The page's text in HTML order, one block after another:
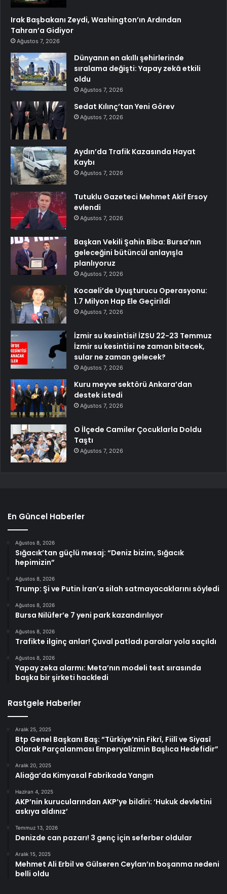
Irak Başbakanı Zeydi, Washington’ın Ardından
Tahran’a Gidiyor
Ağustos 7, 2026
Dünyanın en akıllı şehirlerinde
sıralama değişti: Yapay zekâ etkili
oldu
Ağustos 7, 2026
Sedat Kılınç’tan Yeni Görev
Ağustos 7, 2026
Aydın’da Trafik Kazasında Hayat
Kaybı
Ağustos 7, 2026
Tutuklu Gazeteci Mehmet Akif Ersoy
evlendi
Ağustos 7, 2026
Başkan Vekili Şahin Biba: Bursa’nın
geleceğini bütüncül anlayışla
planlıyoruz
Ağustos 7, 2026
Kocaeli’de Uyuşturucu Operasyonu:
1.7 Milyon Hap Ele Geçirildi
Ağustos 7, 2026
İzmir su kesintisi! İZSU 22-23 Temmuz
İzmir su kesintisi ne zaman bitecek,
sular ne zaman gelecek?
Ağustos 7, 2026
Kuru meyve sektörü Ankara’dan
destek istedi
Ağustos 7, 2026
O İlçede Camiler Çocuklarla Doldu
Taştı
Ağustos 7, 2026
En Güncel Haberler
Ağustos 8, 2026
Sığacık’tan güçlü mesaj: “Deniz bizim, Sığacık
hepimizin”
Ağustos 8, 2026
Trump: Şi ve Putin İran’a silah satmayacaklarını söyledi
Ağustos 8, 2026
Bursa Nilüfer’e 7 yeni park kazandırılıyor
Ağustos 8, 2026
Trafikte ilginç anlar! Çuval patladı paralar yola saçıldı
Ağustos 8, 2026
Yapay zeka alarmı: Meta’nın modeli test sırasında
başka bir şirketi hackledi
Rastgele Haberler
Aralık 25, 2025
Btp Genel Başkanı Baş: “Türkiye’nin Fikrî, Fiilî ve Siyasî
Olarak Parçalanması Emperyalizmin Başlıca Hedefidir”
Aralık 20, 2025
Aliağa’da Kimyasal Fabrikada Yangın
Haziran 4, 2025
AKP’nin kurucularından AKP’ye bildiri: ‘Hukuk devletini
askıya aldınız’
Temmuz 13, 2026
Denizde can pazarı! 3 genç için seferber oldular
Aralık 15, 2025
Mehmet Ali Erbil ve Gülseren Ceylan’ın boşanma nedeni
belli oldu